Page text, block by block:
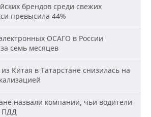
брендов среди свежих
превысила 44%
ОСАГО в России
семь месяцев
Китая в Татарстане снизилась на
назвали компании, чьи водители
ПДД